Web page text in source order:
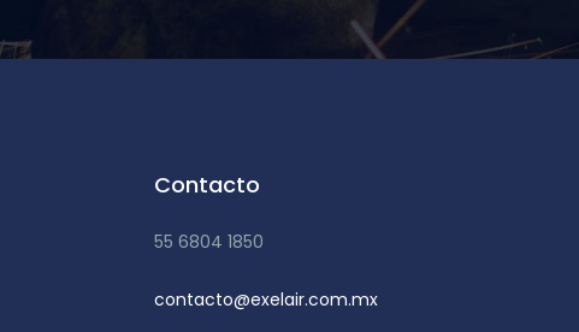
Contacto
55 6804 1850
contacto@exelair.com.mx